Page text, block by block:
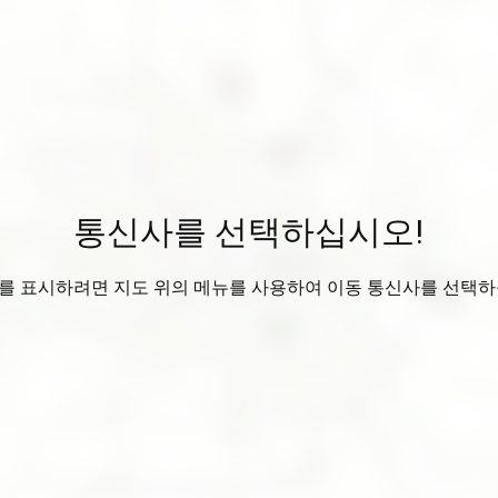
통신사를 선택하십시오!
표시하려면 지도 위의 메뉴를 사용하여 이동 통신사를 선택